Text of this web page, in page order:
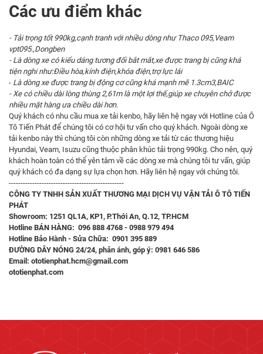
Các ưu điểm khác
- Tải trọng tốt 990kg,cạnh tranh với nhiều dòng như Thaco 095,Veam
vpt095.,Dongben
- Là dòng xe có kiểu dáng tương đối bắt mắt,xe được trang bị cũng khá
tiện nghi như:Điều hòa,kính điện,khóa điện,trợ lực lái
- Là dòng xe được trang bị động cơ cũng khá mạnh mẽ 1.3cm3,BAIC
- Xe có chiều dài lòng thùng 2,61m là một lợi thế,giúp xe chuyên chở được
nhiều mặt hàng ưa chiều dài hơn.
Quý khách có nhu cầu mua xe tải kenbo, hãy liên hệ ngay với Hotline của Ô
Tô Tiến Phát để chúng tôi có cơ hội tư vấn cho quý khách. Ngoài dòng xe
tải kenbo này thì chúng tôi còn những dòng xe tải từ các thương hiệu
Hyundai, Veam, Isuzu cũng thuộc phân khúc tải trọng 990kg. Cho nên, quý
khách hoàn toàn có thể yên tâm về các dòng xe mà chúng tôi tư vấn, giúp
quý khách có đa dạng sự lựa chọn hơn. Hãy liên hệ ngay với chúng tôi.
-------------------------------------------------
CÔNG TY TNHH SẢN XUẤT THƯƠNG MẠI DỊCH VỤ VẬN TẢI Ô TÔ TIẾN
PHÁT
Showroom: 1251 QL1A, KP1, P.Thới An, Q.12, TP.HCM
Hotline BÁN HÀNG: 096 888 4768 - 0988 979 494
Hotline Bảo Hành - Sửa Chữa: 0901 395 889
ĐƯỜNG DÂY NÓNG 24/24, phản ánh, góp ý: 0981 646 586
Email: ototienphat.hcm@gmail.com
ototienphat.com